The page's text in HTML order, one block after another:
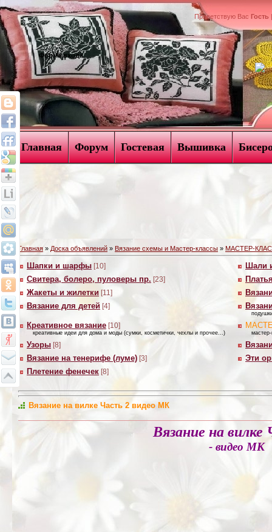
Форма входа
Приветствую Вас Гость
Главная Форум Гостевая Вышивка
Главная » Доска объявлений » Вязание схемы и Мастер-классы » МАСТЕР-
Шапки и шарфы [10]
Шали
Свитера, болеро, пуловеры пр. [23]
Жакеты и жилетки [11]
Вязание для детей [4]
Креативное вязание [10]
креативные идеи для дома и моды (сумки, косметички, чехлы и прочее...)
Узоры [8]
Вязание на тенерифе (луме) [3]
Эти
Плетение фенечек [8]
Вязание на вилке Часть 2 видео МК
Вязание на вилке
- видео МК